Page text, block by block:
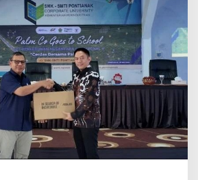
e
b
u
n
a
n
N
u
s
a
n
t